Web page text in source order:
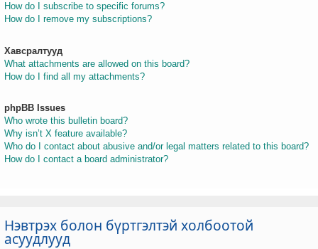
How do I subscribe to specific forums?
How do I remove my subscriptions?
Хавсралтууд
What attachments are allowed on this board?
How do I find all my attachments?
phpBB Issues
Who wrote this bulletin board?
Why isn’t X feature available?
Who do I contact about abusive and/or legal matters related to this board?
How do I contact a board administrator?
Нэвтрэх болон бүртгэлтэй холбоотой
асуудлууд